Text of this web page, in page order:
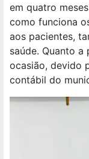
em quatro
como funciona
aos pacientes,
saúde. Quanto
ocasião, devido
contábil do